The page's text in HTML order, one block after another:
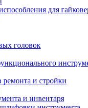
для
головок
ремонта и стройки
и инвентаря